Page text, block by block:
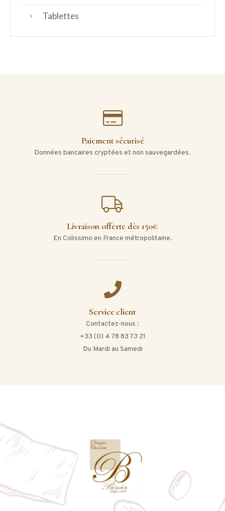
Tablettes
Paiement sécurisé
Données bancaires cryptées et non sauvegardées.
Livraison offerte dès 150€
En Colissimo en France métropolitaine.
Service client
Contactez-nous :
+33 (0) 4 78 83 73 21
Du Mardi au Samedi